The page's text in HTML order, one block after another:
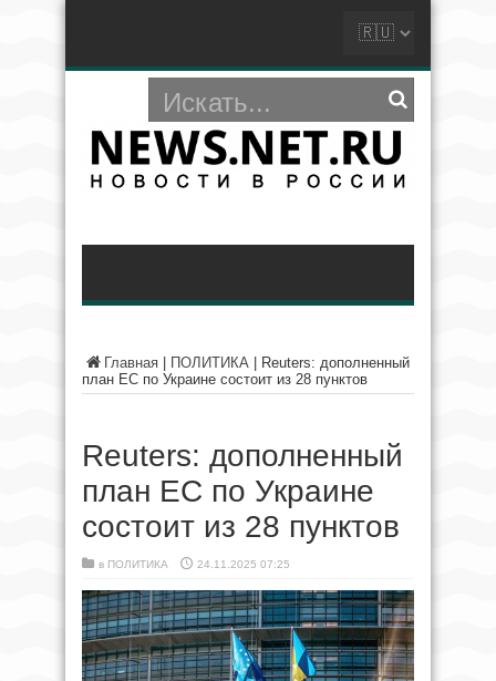
Главная ПОЛИТИКА
Reuters: дополненный
план ЕС по Украине состоит из 28 пунктов
Reuters: дополненный
план ЕС по Украине
состоит из 28 пунктов
в ПОЛИТИКА 24.11.2025 07:25